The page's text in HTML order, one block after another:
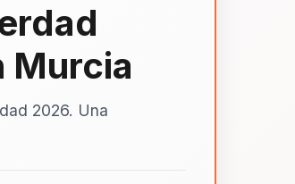
Murcia
2026. Una